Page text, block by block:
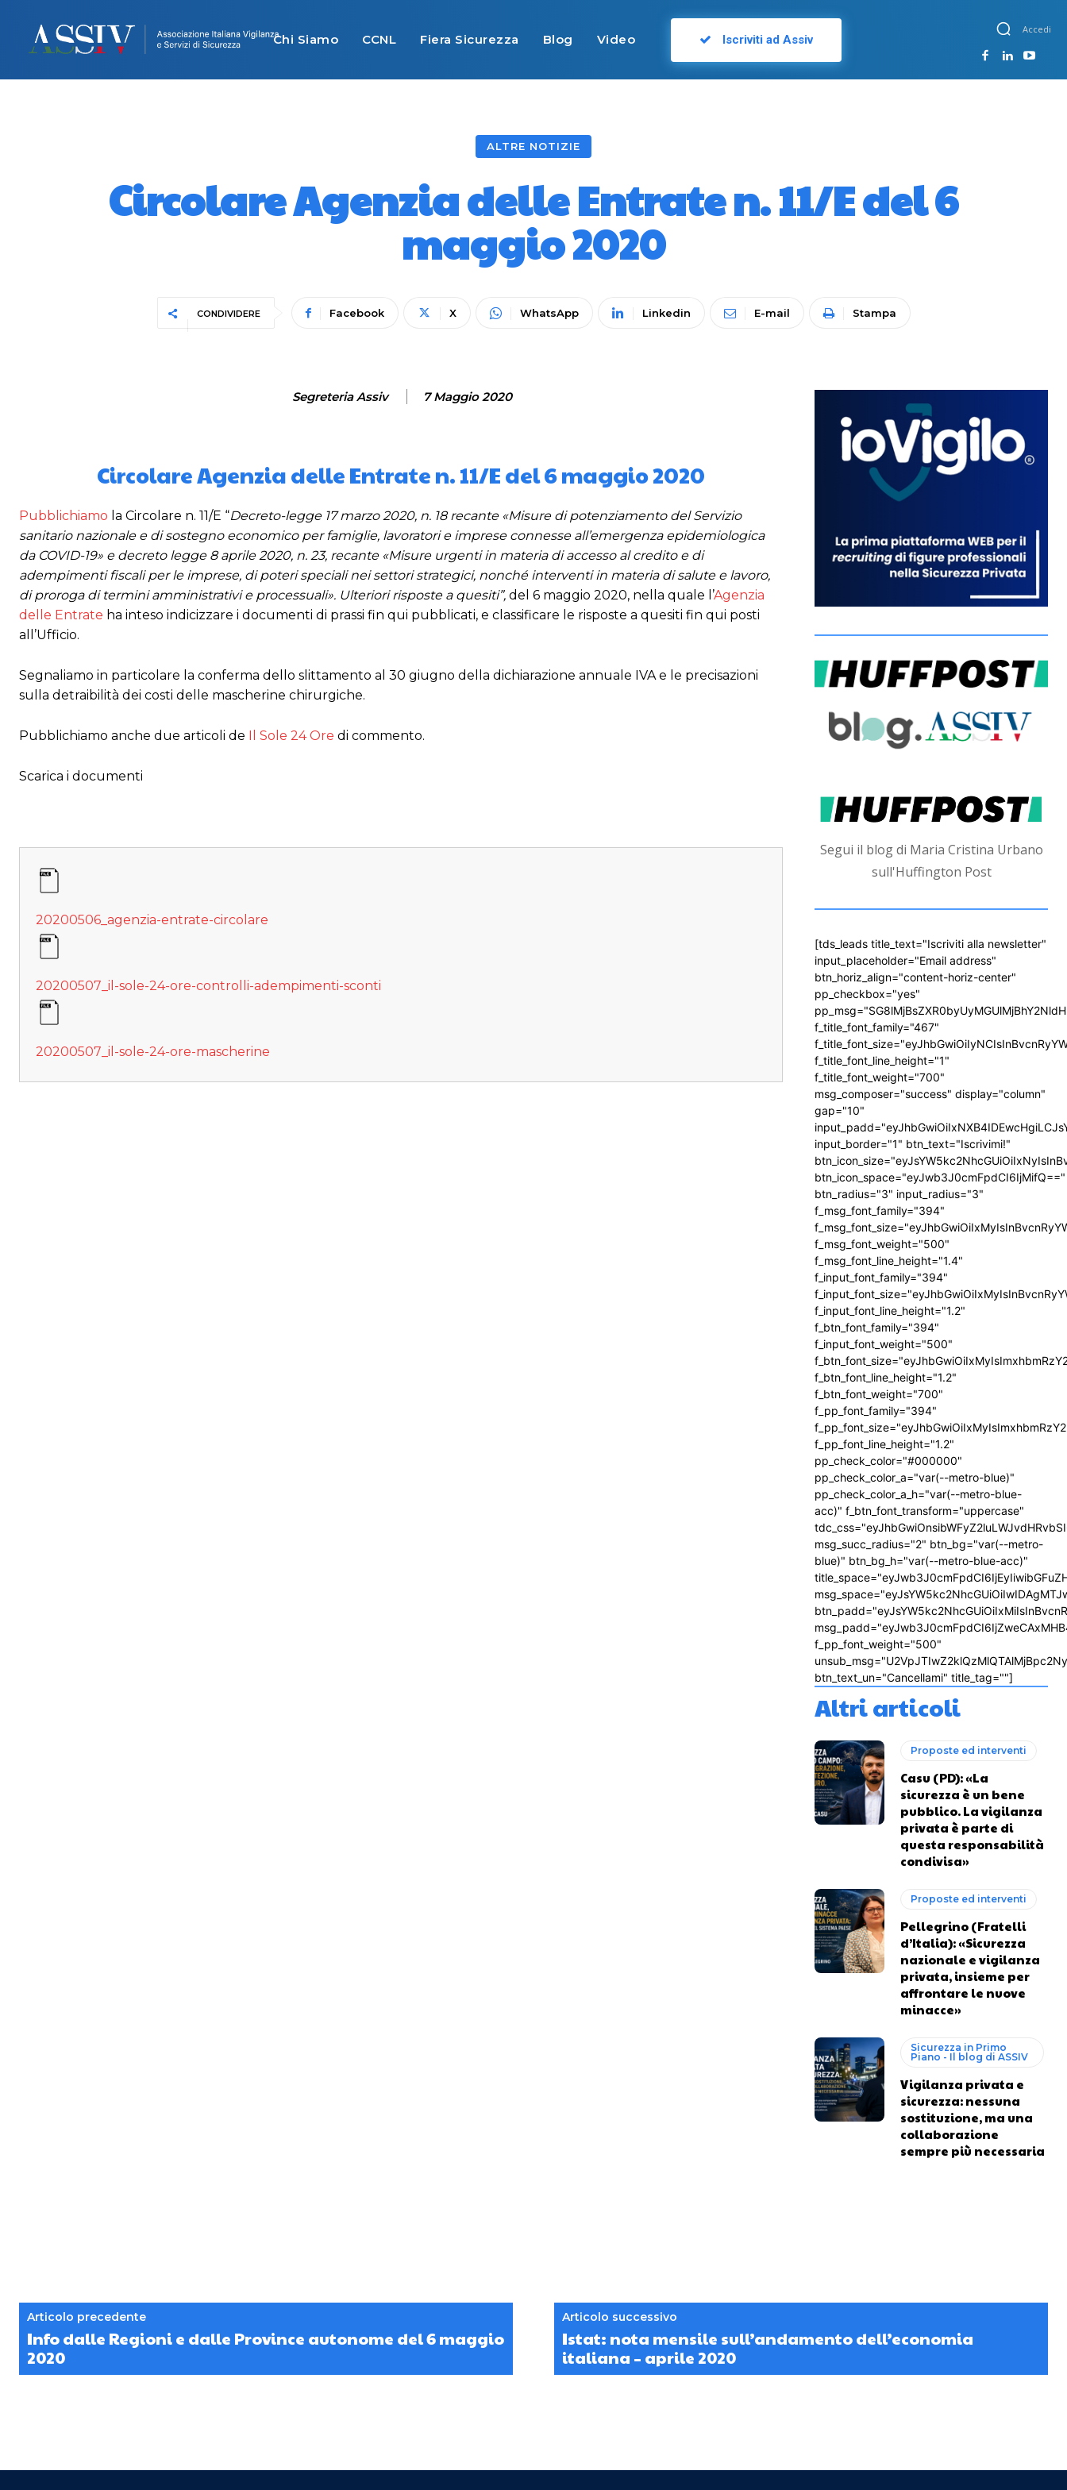
Chi Siamo CCNL Fiera Sicurezza Blog Video Iscriviti ad Assiv
Accedi
ALTRE NOTIZIE
Circolare Agenzia delle Entrate n. 11/E del 6
maggio 2020
CONDIVIDERE Facebook X WhatsApp Linkedin E-mail Stampa
Segreteria Assiv 7 Maggio 2020
Circolare Agenzia delle Entrate n. 11/E del 6 maggio 2020
Pubblichiamo la Circolare n. 11/E “Decreto-legge 17 marzo 2020, n. 18 recante «Misure di potenziamento del Servizio
sanitario nazionale e di sostegno economico per famiglie, lavoratori e imprese connesse all’emergenza epidemiologica
da COVID-19» e decreto legge 8 aprile 2020, n. 23, recante «Misure urgenti in materia di accesso al credito e di
adempimenti fiscali per le imprese, di poteri speciali nei settori strategici, nonché interventi in materia di salute e lavoro,
di proroga di termini amministrativi e processuali». Ulteriori risposte a quesiti”, del 6 maggio 2020, nella quale l’Agenzia
delle Entrate ha inteso indicizzare i documenti di prassi fin qui pubblicati, e classificare le risposte a quesiti fin qui posti
all’Ufficio.
Segnaliamo in particolare la conferma dello slittamento al 30 giugno della dichiarazione annuale IVA e le precisazioni
sulla detraibilità dei costi delle mascherine chirurgiche.
Pubblichiamo anche due articoli de Il Sole 24 Ore di commento.
Scarica i documenti
20200506_agenzia-entrate-circolare
20200507_il-sole-24-ore-controlli-adempimenti-sconti
20200507_il-sole-24-ore-mascherine
Segui il blog di Maria Cristina Urbano
sull'Huffington Post
[tds_leads title_text="Iscriviti alla newsletter"
input_placeholder="Email address"
btn_horiz_align="content-horiz-center"
pp_checkbox="yes"
f_title_font_family="467"
f_title_font_line_height="1"
f_title_font_weight="700"
msg_composer="success" display="column"
gap="10"
input_border="1" btn_text="Iscrivimi!"
btn_icon_space="eyJwb3J0cmFpdCI6IjMifQ=="
btn_radius="3" input_radius="3"
f_msg_font_family="394"
f_msg_font_weight="500"
f_msg_font_line_height="1.4"
f_input_font_family="394"
f_input_font_line_height="1.2"
f_btn_font_family="394"
f_input_font_weight="500"
f_btn_font_line_height="1.2"
f_btn_font_weight="700"
f_pp_font_family="394"
f_pp_font_line_height="1.2"
pp_check_color="#000000"
pp_check_color_a="var(--metro-blue)"
pp_check_color_a_h="var(--metro-blue-
acc)" f_btn_font_transform="uppercase"
msg_succ_radius="2" btn_bg="var(--metro-
blue)" btn_bg_h="var(--metro-blue-acc)"
f_pp_font_weight="500"
btn_text_un="Cancellami" title_tag=""]
Altri articoli
Proposte ed interventi
Casu (PD): «La
sicurezza è un bene
pubblico. La vigilanza
privata è parte di
questa responsabilità
condivisa»
Proposte ed interventi
Pellegrino (Fratelli
d’Italia): «Sicurezza
nazionale e vigilanza
privata, insieme per
affrontare le nuove
minacce»
Sicurezza in Primo
Piano - Il blog di ASSIV
Vigilanza privata e
sicurezza: nessuna
sostituzione, ma una
collaborazione
sempre più necessaria
Articolo precedente
Info dalle Regioni e dalle Province autonome del 6 maggio
2020
Articolo successivo
Istat: nota mensile sull’andamento dell’economia
italiana – aprile 2020